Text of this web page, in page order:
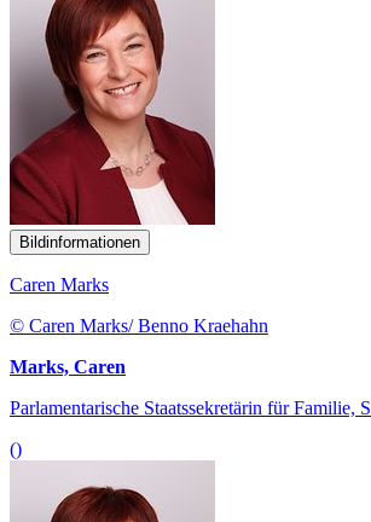
Bildinformationen
Caren Marks
© Caren Marks/ Benno Kraehahn
Marks, Caren
Parlamentarische Staatssekretärin für Familie,
()